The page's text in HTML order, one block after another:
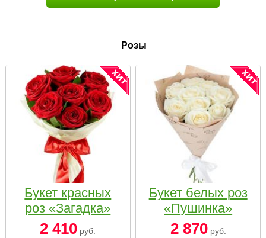
Розы
Букет красных
роз «Загадка»
2 410 руб.
Букет белых роз
«Пушинка»
2 870руб.